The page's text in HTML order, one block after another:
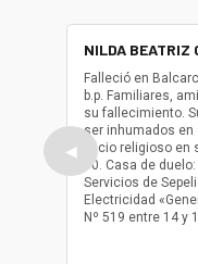
◀
NILDA BEATRIZ
Falleció en
b.p. Familiares,
su fallecimiento.
ser inhumados en
oficio religioso
10. Casa de
Servicios de
Electricidad
Nº 519 entre 14 y